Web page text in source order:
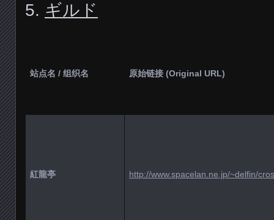
5. ギルド
站点名 / 组织名 原始链接 (Original URL)
紅龍亭 http://www.spacelan.ne.jp/~delfin/